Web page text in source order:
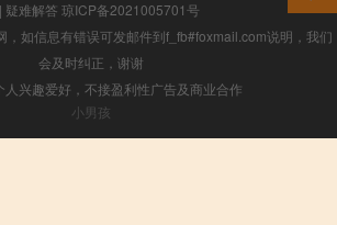
| 疑难解答 琼ICP备2021005701号
，如信息有错误可发邮件到f_fb#foxmail.com说明，我们
会及时纠正，谢谢
人兴趣爱好，不接盈利性广告及商业合作
小男孩